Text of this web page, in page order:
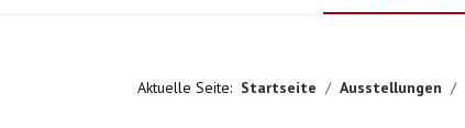
Aktuelle Seite: Startseite Ausstellungen